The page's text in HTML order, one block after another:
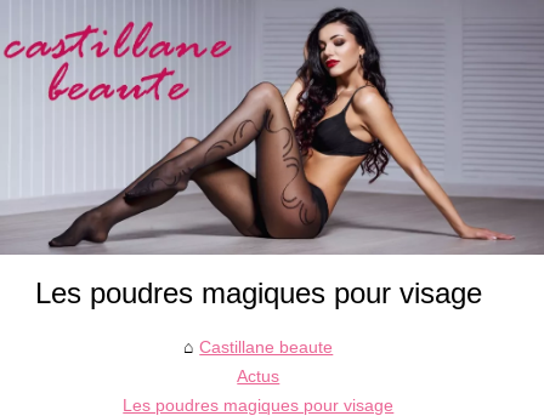
Les poudres magiques pour visage
Castillane beaute
Actus
Les poudres magiques pour visage